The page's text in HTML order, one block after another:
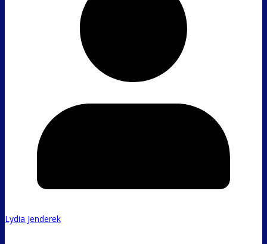
Lydia Jenderek